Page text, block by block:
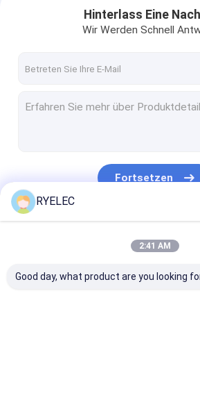
LVDS-Kabel
benutzerdefinierter Kabellösungen
Netz-Verbindungskabel
Hinterlass Eine
Wir Werden Schnell
Fortsetzen
RYELEC
2:41 AM
Good day, what product are you looking